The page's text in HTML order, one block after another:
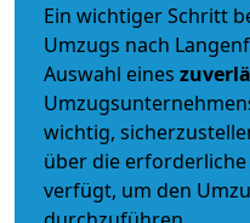
Ein wichtiger Schritt
Umzugs nach
Auswahl eines
wichtig,
über die
verfügt, um den